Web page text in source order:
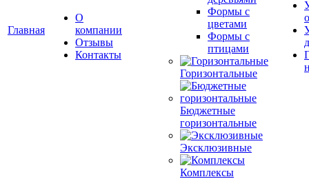
Главная
О
компании
Отзывы
Контакты
Формы с
цветами
Формы с
птицами
Горизонтальные
Бюджетные
горизонтальные
Эксклюзивные
Комплексы